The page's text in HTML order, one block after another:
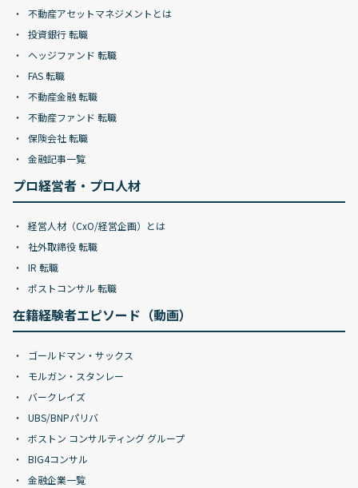
不動産アセットマネジメントとは
投資銀行 転職
ヘッジファンド 転職
FAS 転職
不動産金融 転職
不動産ファンド 転職
保険会社 転職
金融記事一覧
プロ経営者・プロ人材
経営人材（CxO/経営企画）とは
社外取締役 転職
IR 転職
ポストコンサル 転職
在籍経験者エピソード（動画）
ゴールドマン・サックス
モルガン・スタンレー
バークレイズ
UBS/BNPパリバ
ボストン コンサルティング グループ
BIG4コンサル
金融企業一覧